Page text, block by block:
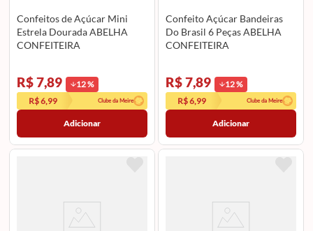
Confeitos de Açúcar Mini
Estrela Dourada ABELHA
CONFEITEIRA
R$ 7,89 12%
R$ 6,99
Clube da Meire
Adicionar
Confeito Açúcar Bandeiras
Do Brasil 6 Peças ABELHA
CONFEITEIRA
R$ 7,89 12%
R$ 6,99
Clube da Meire
Adicionar